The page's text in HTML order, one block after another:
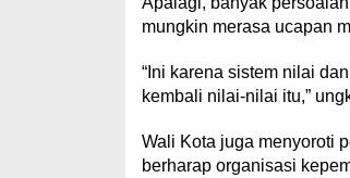
mungkin merasa ucapan
“Ini karena sistem nilai
kembali nilai-nilai itu,”
Wali Kota juga menyoroti
berharap organisasi